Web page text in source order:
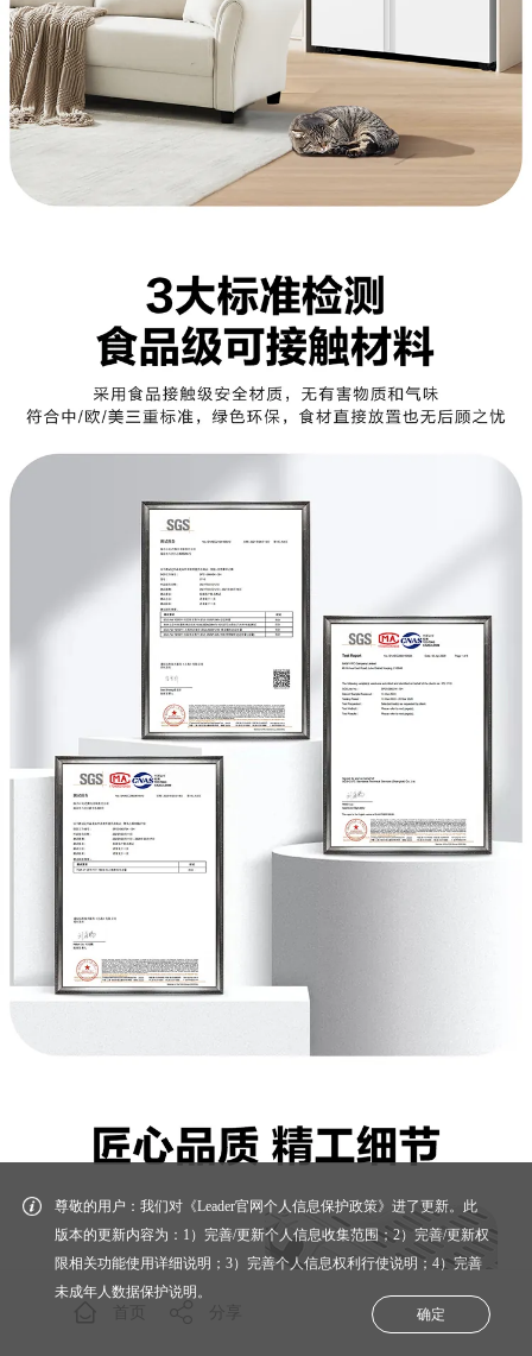
尊敬的用户：我们对《Leader官网个人信息保护政策》进了更新。此
版本的更新内容为：1）完善/更新个人信息收集范围；2）完善/更新权
限相关功能使用详细说明；3）完善个人信息权利行使说明；4）完善
未成年人数据保护说明。
确定